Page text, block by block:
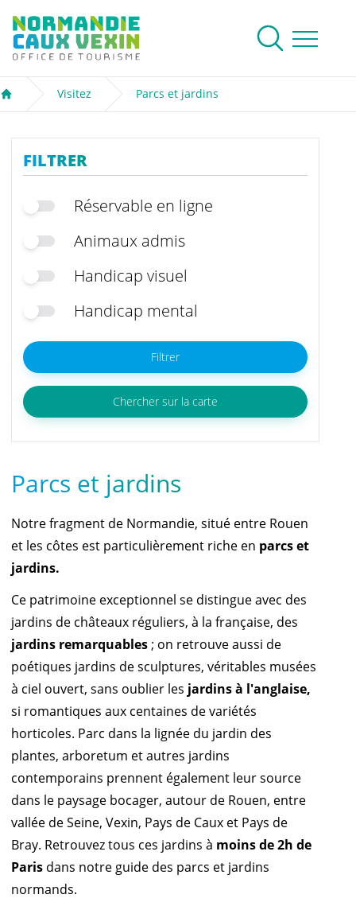
Normandie Caux Vexin
Ouvrir le
Rechercher
Accueil
Visitez Parcs et jardins
Parcs et jardins
Notre fragment de Normandie, situé entre Rouen
et les côtes est particulièrement riche en parcs et
jardins.
Ce patrimoine exceptionnel se distingue avec des
jardins de châteaux réguliers, à la française, des
jardins remarquables ; on retrouve aussi de
poétiques jardins de sculptures, véritables musées
à ciel ouvert, sans oublier les jardins à l'anglaise,
si romantiques aux centaines de variétés
horticoles. Parc dans la lignée du jardin des
plantes, arboretum et autres jardins
contemporains prennent également leur source
dans le paysage bocager, autour de Rouen, entre
vallée de Seine, Vexin, Pays de Caux et Pays de
Bray. Retrouvez tous ces jardins à moins de 2h de
Paris dans notre guide des parcs et jardins
normands.
FILTRER
Réservable en ligne
Animaux admis
Handicap visuel
Handicap mental
Filtrer
Chercher sur la carte